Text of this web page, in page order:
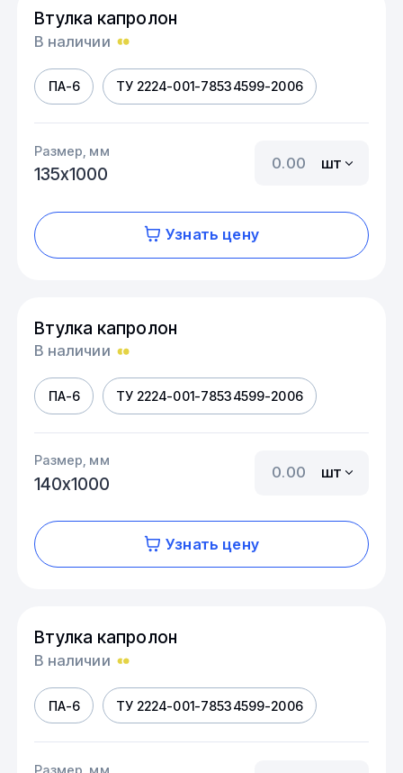
Втулка капролон
В наличии
ПА-6 ТУ 2224-001-78534599-2006
Размер, мм
135х1000
шт
Узнать цену
Втулка капролон
В наличии
ПА-6 ТУ 2224-001-78534599-2006
Размер, мм
140х1000
шт
Узнать цену
Втулка капролон
В наличии
ПА-6 ТУ 2224-001-78534599-2006
Размер, мм